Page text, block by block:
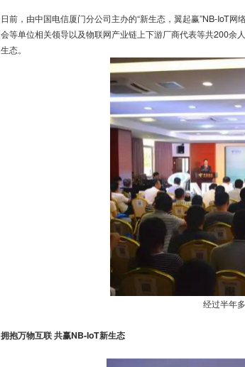
日前，由中国电信厦门分公司主办的“新生态，翼起赢”NB-IoT
会等单位相关领导以及物联网产业链上下游厂商代表等共200余
生态。
经过半年
拥抱万物互联 共赢NB-IoT新生态